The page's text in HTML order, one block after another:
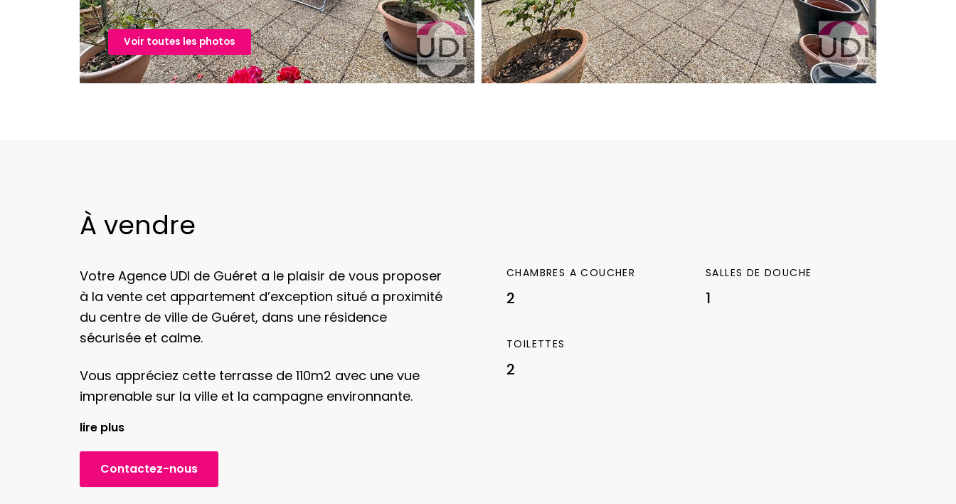
Voir toutes les photos
À vendre
Votre Agence UDI de Guéret a le plaisir de vous proposer
à la vente cet appartement d’exception situé a proximité
du centre de ville de Guéret, dans une résidence
sécurisée et calme.
Vous appréciez cette terrasse de 110m2 avec une vue
imprenable sur la ville et la campagne environnante.
Cet appartement de 82m2 est composé de deux entrées
avec une entrée principale desservant une pièce de vie
avec un accès à la terrasse, une cuisine aménagée, deux
lire plus
Contactez-nous
CHAMBRES A COUCHER
2
SALLES DE DOUCHE
1
TOILETTES
2